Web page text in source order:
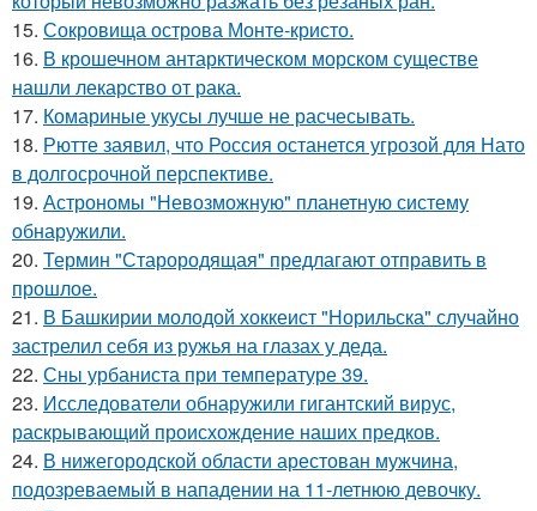
15. Сокровища острова Монте-кристо.
16. В крошечном антарктическом морском существе
нашли лекарство от рака.
17. Комариные укусы лучше не расчесывать.
18. Рютте заявил, что Россия останется угрозой для Нато
в долгосрочной перспективе.
19. Астрономы "Невозможную" планетную систему
обнаружили.
20. Термин "Старородящая" предлагают отправить в
прошлое.
21. В Башкирии молодой хоккеист "Норильска" случайно
застрелил себя из ружья на глазах у деда.
22. Сны урбаниста при температуре 39.
23. Исследователи обнаружили гигантский вирус,
раскрывающий происхождение наших предков.
24. В нижегородской области арестован мужчина,
подозреваемый в нападении на 11-летнюю девочку.